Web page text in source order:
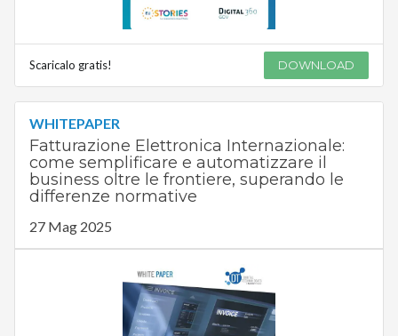
Scaricalo gratis! DOWNLOAD
WHITEPAPER
Fatturazione Elettronica Internazionale:
come semplificare e automatizzare il
business oltre le frontiere, superando le
differenze normative
27 Mag 2025